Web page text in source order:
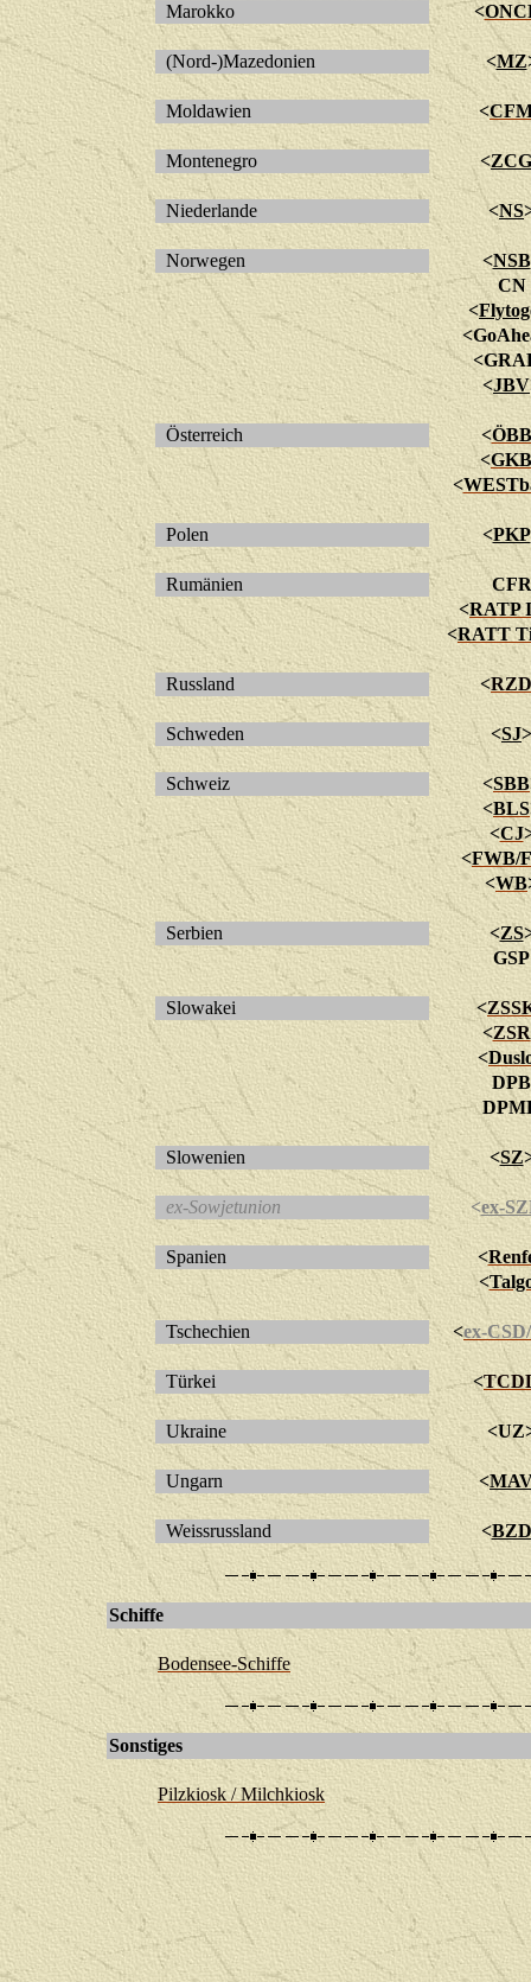
Marokko <
(Nord-)Mazedonien <MZ
Moldawien <
Montenegro <ZCG
Niederlande <NS
Norwegen <NSB
CN
<
<JBV
Österreich <ÖBB
<GKB
<
Polen <PKP
Rumänien
CFR
<RATP
<RATT
Russland <RZD
Schweden <SJ>
Schweiz <SBB
<BLS
<CJ
<FWB/
<WB
Serbien <ZS
GSP
Slowakei <
<ZSR
<
DPB
Slowenien <SZ
ex-Sowjetunion <ex-
Spanien <
<
Tschechien <ex-CSD/
Türkei <
Ukraine
Ungarn <
Weissrussland <BZD
Schiffe
Bodensee-Schiffe
Sonstiges
Pilzkiosk / Milchkiosk